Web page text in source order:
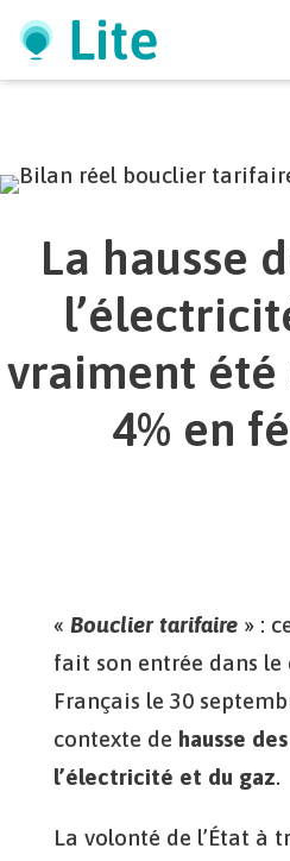
La hausse
vraiment été
4% en
« Bouclier tarifaire» :
fait son entrée dans
Français le 30
contexte de hausse
l’électricité et du gaz.
La volonté de l’État à